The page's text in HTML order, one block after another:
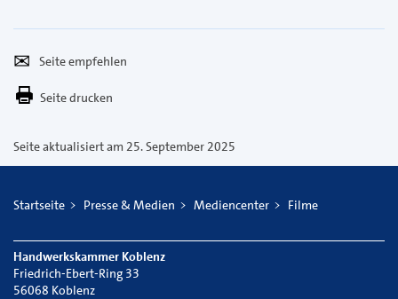
empfehlen
Per
E-
versenden
Seite drucken
Seite aktualisiert am 25. September 2025
Startseite Presse & Medien Mediencenter Filme
Handwerkskammer Koblenz
Friedrich-Ebert-Ring 33
56068 Koblenz